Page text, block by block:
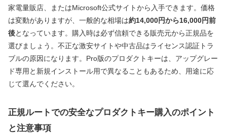
家電量販店、またはMicrosoft公式サイトから入手できます。価格
は変動がありますが、一般的な相場は約14,000円から16,000円前
後となっています。購入時は必ず信頼できる販売元から正規品を
選びましょう。不正な激安サイトや中古品はライセンス認証トラ
ブルの原因になります。Pro版のプロダクトキーは、アップグレー
ド専用と新規インストール用で異なることもあるため、用途に応
じて選んでください。
正規ルートでの安全なプロダクトキー購入のポイント
と注意事項